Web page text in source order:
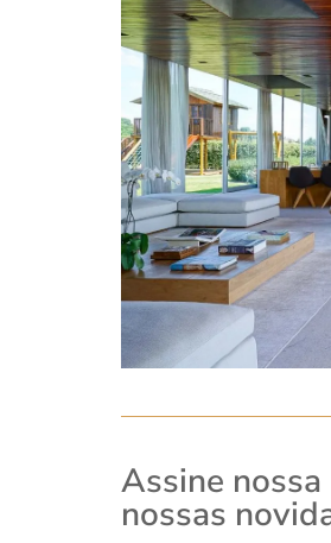
Assine
nossas